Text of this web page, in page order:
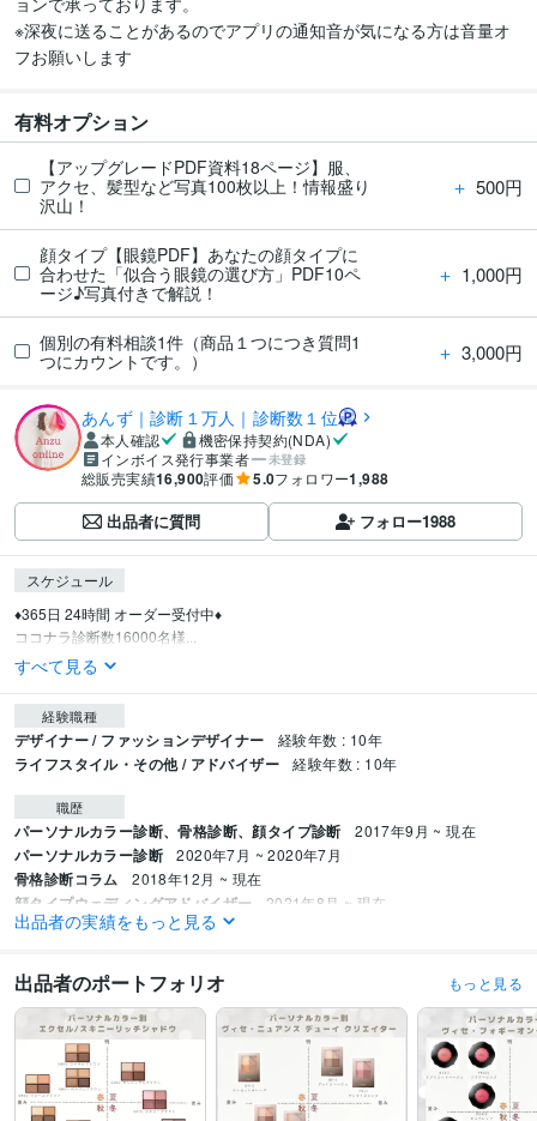
※深夜に送ることがあるのでアプリの通知音が気になる方は音量オ
有料オプション
【アップグレードPDF資料18ページ】服、
アクセ、髪型など写真100枚以上！情報盛り
沢山！
＋ 500円
顔タイプ【眼鏡PDF】あなたの顔タイプに
合わせた「似合う眼鏡の選び方」PDF10ペ
ージ♪写真付きで解説！
＋ 1,000円
個別の有料相談1件（商品１つにつき質問1
つにカウントです。）
＋ 3,000円
あんず｜診断１万人｜診断数１位
本人確認
機密保持契約(NDA)
インボイス発行事業者
未登録
総販売実績16,900評価 5.0フォロワー1,988
出品者に質問 フォロー1988
スケジュール
♦️365日 24時間 オーダー受付中♦️
ココナラ診断数16000名様...
すべて見る
経験職種
デザイナー / ファッションデザイナー 経験年数 : 10年
ライフスタイル・その他 / アドバイザー 経験年数 : 10年
職歴
パーソナルカラー診断、骨格診断、顔タイプ診断 2017年9月 ~ 現在
パーソナルカラー診断 2020年7月 ~ 2020年7月
骨格診断コラム 2018年12月 ~ 現在
顔タイプウェディングアドバイザー 2021年8月 ~ 現在
骨格診断 記事監修 2025年11月 ~ 現在
受賞歴
スキレイ骨格診断 スキレイ骨格診断
脱毛美容チャンネ
ル　パーソナルカラー診断
脱毛美容チャンネル　パーソナルカラー診断 S
UKIREI 書籍「ココナラ攻略ガイド ６つのステップ…」インタビュー掲載
ビジネス・クリエイティブツール
Adobe Photoshop:15年
出品者の実績をもっと見る
出品者のポートフォリオ もっと見る